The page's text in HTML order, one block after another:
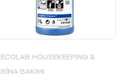
ECOLAB HOUSEKEEPING &
BİNA BAKIMI